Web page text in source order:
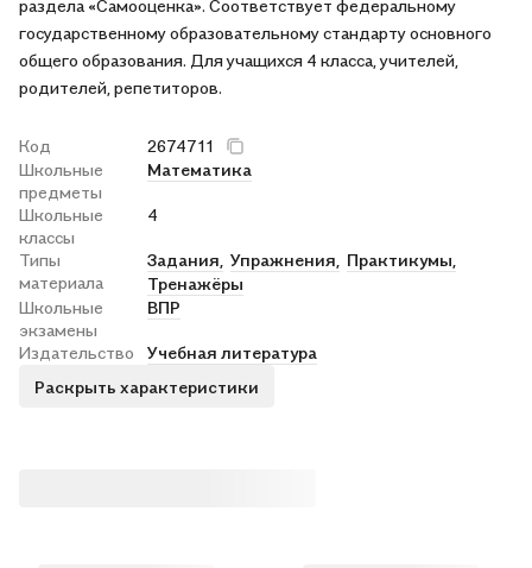
раздела «Самооценка». Соответствует федеральному
государственному образовательному стандарту основного
общего образования. Для учащихся 4 класса, учителей,
родителей, репетиторов.
Код
2674711
Школьные
предметы
Математика
Школьные
классы
4
Типы
материала
Задания, Упражнения,
Практикумы,
Тренажёры
Школьные
экзамены
ВПР
Издательство
Учебная литература
Раскрыть характеристики